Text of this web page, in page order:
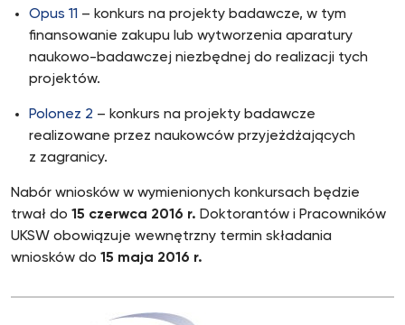
Opus 11 – konkurs na projekty badawcze, w tym
finansowanie zakupu lub wytworzenia aparatury
naukowo-badawczej niezbędnej do realizacji tych
projektów.
Polonez 2 – konkurs na projekty badawcze
realizowane przez naukowców przyjeżdżających
z zagranicy.
Nabór wniosków w wymienionych konkursach będzie
trwał do 15 czerwca 2016 r. Doktorantów i Pracowników
UKSW obowiązuje wewnętrzny termin składania
wniosków do 15 maja 2016 r.